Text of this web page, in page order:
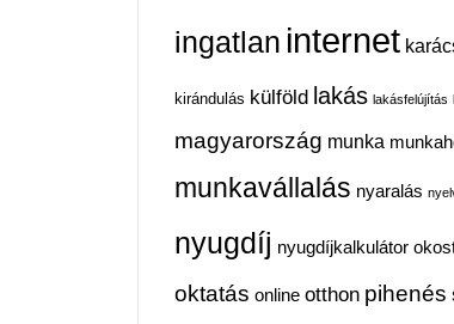
ingatlan internet
kirándulás külföld lakás lakásfelújítás
magyarország munka
munkavállalás nyaralás
nyugdíj nyugdíjkalkulátor
oktatás online otthon pihenés